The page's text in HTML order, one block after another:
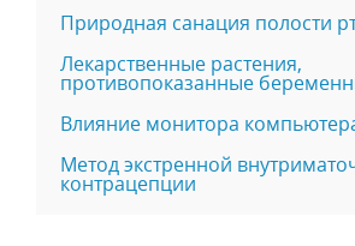
Природная санация полости
Лекарственные растения,
противопоказанные
Влияние монитора
Метод экстренной
контрацепции